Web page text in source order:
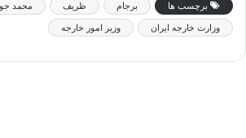
برچسب ها برجام ظریف محمد
وزارت خارجه ایران وزیر امور خارجه